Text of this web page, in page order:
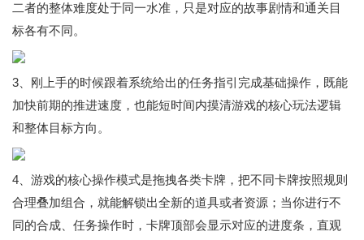
二者的整体难度处于同一水准，只是对应的故事剧情和通关目
标各有不同。
3、刚上手的时候跟着系统给出的任务指引完成基础操作，既能
加快前期的推进速度，也能短时间内摸清游戏的核心玩法逻辑
和整体目标方向。
4、游戏的核心操作模式是拖拽各类卡牌，把不同卡牌按照规则
合理叠加组合，就能解锁出全新的道具或者资源；当你进行不
同的合成、任务操作时，卡牌顶部会显示对应的进度条，直观